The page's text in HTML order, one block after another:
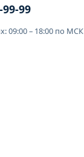
99-99
09:00 – 18:00 по МСК